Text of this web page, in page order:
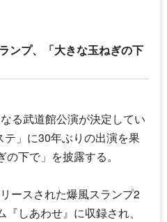
ンプ、「大きな玉ねぎの下
る武道館公演が決定してい
テ」に30年ぶりの出演を果
下で」を披露する。
ースされた爆風スランプ2
しあわせ』に収録され、